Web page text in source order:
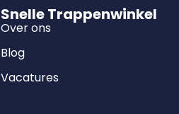
Snelle Trappenwinkel
Over ons
Blog
Vacatures